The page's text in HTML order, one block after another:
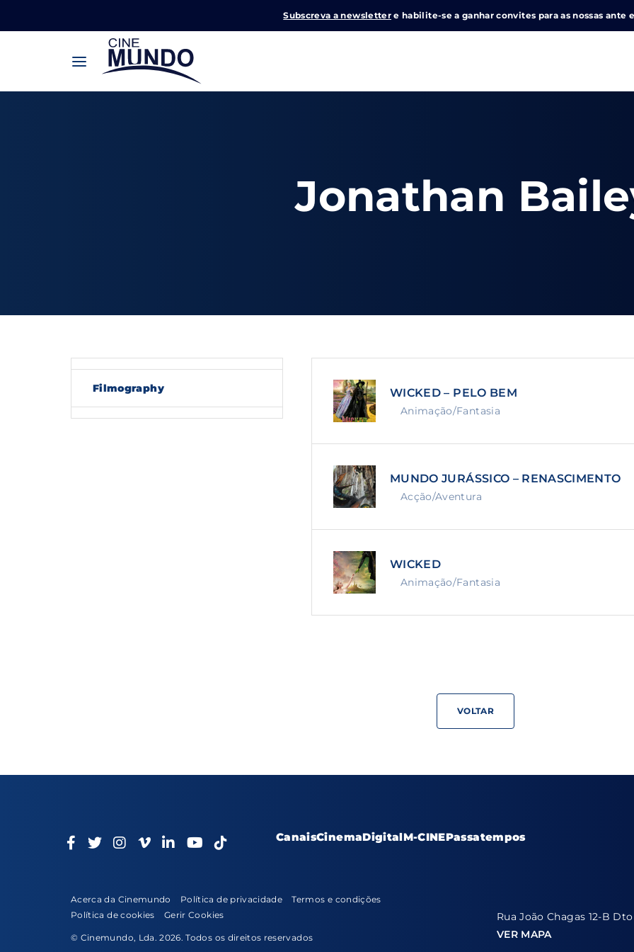
Subscreva a newsletter e habilite-se a ganhar convites para as nossas ante
Jonathan
Filmography WICKED – PELO BEM
Animação/Fantasia
MUNDO JURÁSSICO – RENASCIMENTO
Acção/Aventura
WICKED
Animação/Fantasia
VOLTAR
CanaisCinemaDigitalM-CINEPassatempos
Acerca da Cinemundo Política de privacidade
Termos e condições
Política de cookies
Gerir Cookies
© Cinemundo, Lda. 2026. Todos os direitos reservados
Rua João Chagas 12-B
VER MAPA
Pressione Enter / Return para iniciar sua pesquisa ou pressione ESC
SIGN IN
By signing in, you agree toour terms and conditions